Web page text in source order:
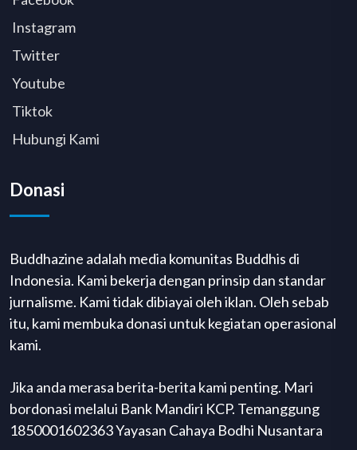
Instagram
Twitter
Youtube
Tiktok
Hubungi Kami
Donasi
Buddhazine adalah media komunitas Buddhis di
Indonesia. Kami bekerja dengan prinsip dan standar
jurnalisme. Kami tidak dibiayai oleh iklan. Oleh sebab
itu, kami membuka donasi untuk kegiatan operasional
kami.
Jika anda merasa berita-berita kami penting. Mari
bordonasi melalui Bank Mandiri KCP. Temanggung
1850001602363 Yayasan Cahaya Bodhi Nusantara